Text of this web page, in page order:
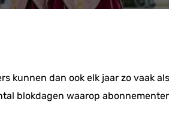
kunnen dan ook elk jaar zo vaak
blokdagen waarop